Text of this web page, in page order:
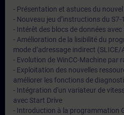
- Présentation et astuces du
- Nouveau jeu d’instructions du S7-
- Intérêt des blocs de données
- Amélioration de la lisibilité du
mode d’adressage indirect (SLICE/
- Evolution de WinCC-Machine par
- Exploitation des nouvelles
améliorer les fonctions de
- Intégration d'un variateur de
avec Start Drive
- Introduction à la programmation